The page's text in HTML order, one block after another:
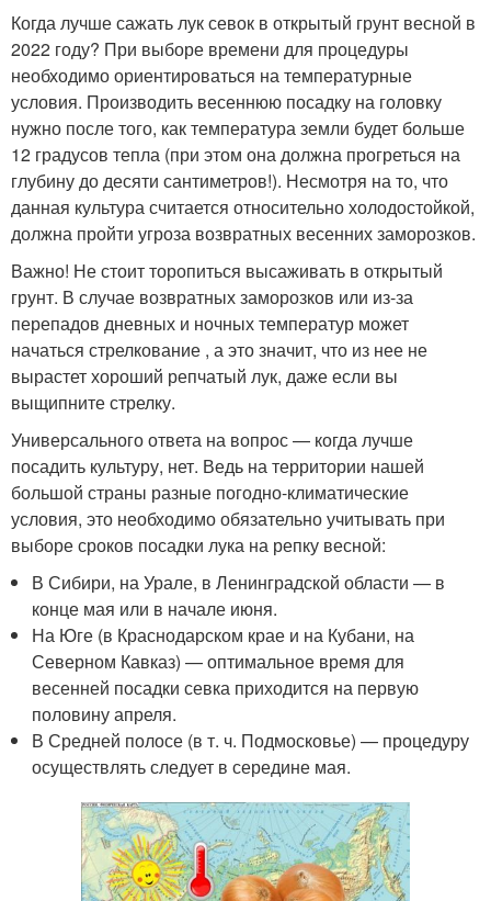
Когда лучше сажать лук севок в открытый грунт весной в
2022 году? При выборе времени для процедуры
необходимо ориентироваться на температурные
условия. Производить весеннюю посадку на головку
нужно после того, как температура земли будет больше
12 градусов тепла (при этом она должна прогреться на
глубину до десяти сантиметров!). Несмотря на то, что
данная культура считается относительно холодостойкой,
должна пройти угроза возвратных весенних заморозков.
Важно! Не стоит торопиться высаживать в открытый
грунт. В случае возвратных заморозков или из-за
перепадов дневных и ночных температур может
начаться стрелкование , а это значит, что из нее не
вырастет хороший репчатый лук, даже если вы
выщипните стрелку.
Универсального ответа на вопрос — когда лучше
посадить культуру, нет. Ведь на территории нашей
большой страны разные погодно-климатические
условия, это необходимо обязательно учитывать при
выборе сроков посадки лука на репку весной:
В Сибири, на Урале, в Ленинградской области — в
конце мая или в начале июня.
На Юге (в Краснодарском крае и на Кубани, на
Северном Кавказ) — оптимальное время для
весенней посадки севка приходится на первую
половину апреля.
В Средней полосе (в т. ч. Подмосковье) — процедуру
осуществлять следует в середине мая.